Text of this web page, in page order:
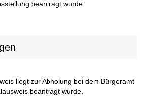
beantragt wurde.
liegt zur Abholung bei dem Bürgeramt
beantragt wurde.